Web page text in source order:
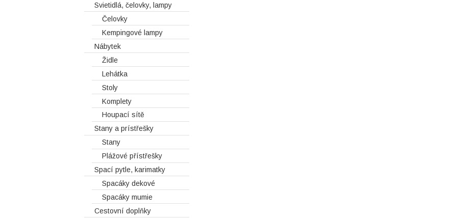
Svietidlá, čelovky, lampy
Čelovky
Kempingové lampy
Nábytek
Židle
Lehátka
Stoly
Komplety
Houpací sítě
Stany a prístřešky
Stany
Plážové přístřešky
Spací pytle, karimatky
Spacáky dekové
Spacáky mumie
Cestovní doplňky